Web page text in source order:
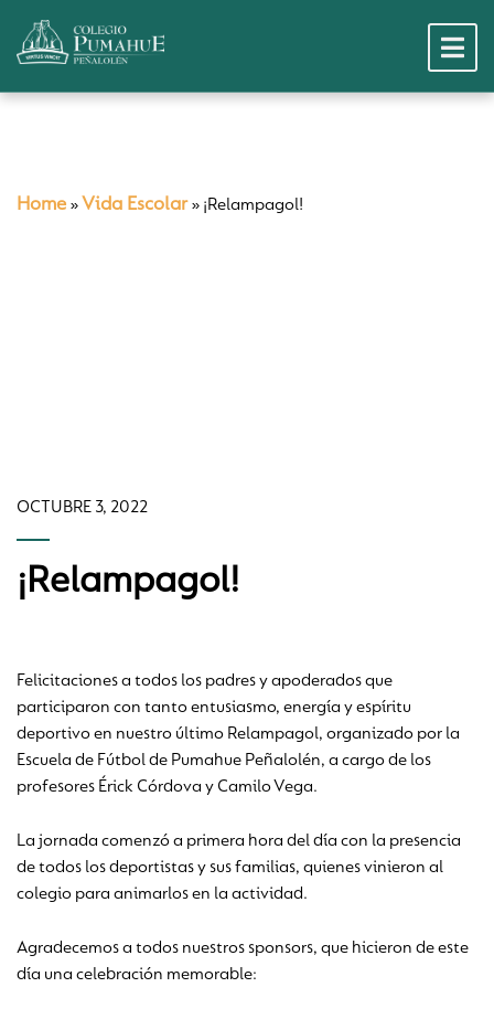
Home » Vida Escolar» ¡Relampagol!
OCTUBRE 3, 2022
¡Relampagol!
Felicitaciones a todos los padres y apoderados que
participaron con tanto entusiasmo, energía y espíritu
deportivo en nuestro último Relampagol, organizado por la
Escuela de Fútbol de Pumahue Peñalolén, a cargo de los
profesores Érick Córdova y Camilo Vega.
La jornada comenzó a primera hora del día con la presencia
de todos los deportistas y sus familias, quienes vinieron al
colegio para animarlos en la actividad.
Agradecemos a todos nuestros sponsors, que hicieron de este
día una celebración memorable: